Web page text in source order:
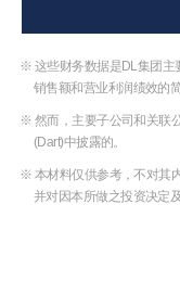
※ 这些财务数据是DL集团主
销售额和营业利润绩效的
※ 然而，主要子公司和关联
(Dart)中披露的。
※ 本材料仅供参考，不对其
并对因本所做之投资决定